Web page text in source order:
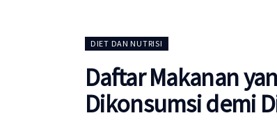
DIET DAN NUTRISI
Daftar Makanan
Dikonsumsi demi